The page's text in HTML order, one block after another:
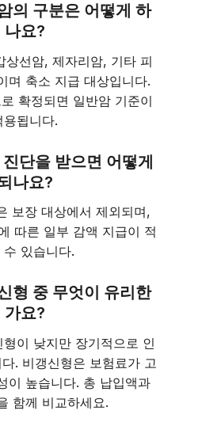
의 구분은 어떻게 하
나요?
상선암, 제자리암, 기타 피
며 축소 지급 대상입니다.
확정되면 일반암 기준이
용됩니다.
단을 받으면 어떻게
나요?
보장 대상에서 제외되며,
따른 일부 감액 지급이 적
수 있습니다.
형 중 무엇이 유리한
가요?
이 낮지만 장기적으로 인
. 비갱신형은 보험료가 고
이 높습니다. 총 납입액과
함께 비교하세요.